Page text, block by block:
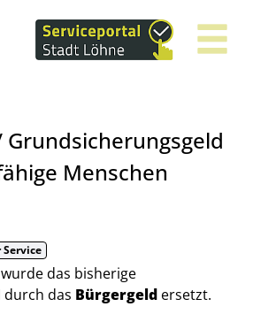
Grundsicherungsgeld
Menschen
das bisherige
durch das Bürgergeld ersetzt.